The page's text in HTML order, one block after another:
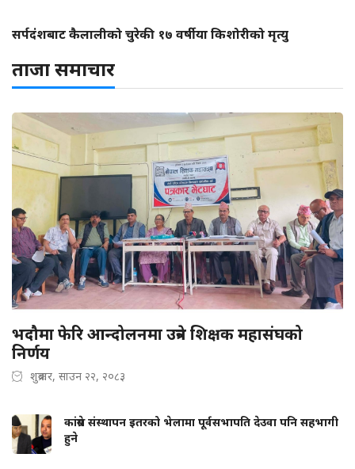
सर्पदंशबाट कैलालीको चुरेकी १७ वर्षीया किशोरीको मृत्यु
ताजा समाचार
भदौमा फेरि आन्दोलनमा उत्रने शिक्षक महासंघको
निर्णय
शुक्रबार, साउन २२, २०८३
कांग्रेस संस्थापन इतरको भेलामा पूर्वसभापति देउवा पनि सहभागी
हुने